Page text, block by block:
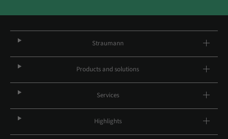
Straumann
Products and solutions
Services
Highlights